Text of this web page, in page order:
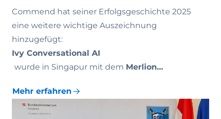
Commend hat seiner Erfolgsgeschichte 2025
eine weitere wichtige Auszeichnung
hinzugefügt:
Ivy Conversational AI
wurde in Singapur mit dem Merlion…
Mehr erfahren